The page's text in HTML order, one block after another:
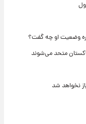
وضعیت او چه گفت؟
متحد می‌شوند
نخواهد شد